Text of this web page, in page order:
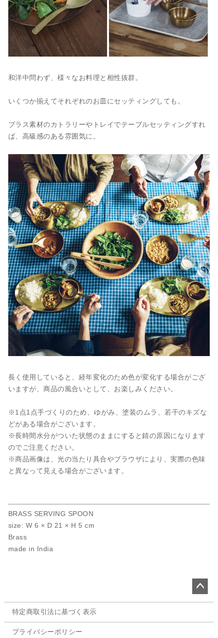
和洋中問わず、様々なお料理と相性抜群。
いくつか揃えてそれぞれのお皿にセッティングしても。
ブラス素材のカトラリーやトレイでテーブルセッティングすれ
ば、高級感のある雰囲気に。
長く使用していると、経年変化のため色が変化する場合がござ
いますが、商品の風合いとして、お楽しみください。
※1点1点手づくりのため、ゆがみ、塗装のムラ、若干のキズな
どがある場合がございます。
※長時間水分がついた状態のままにすると錆の原因になります
のでご注意ください。
※商品画像は、光の当たり具合やブラウザにより、実際の色味
と異なって見える場合がございます。
BRASS SERVING SPOON
size: W 6 × D 21 × H 5 cm
Brass
made in India
ペー
ップ
特定商取引法に基づく表示
プライバシーポリシー